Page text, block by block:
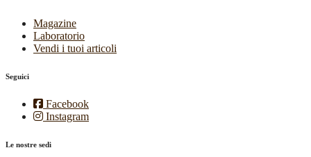
Magazine
Laboratorio
Vendi i tuoi articoli
Seguici
Facebook
Instagram
Le nostre sedi